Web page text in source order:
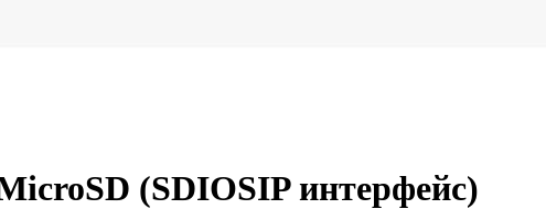
(SDIOSIP интерфейс)